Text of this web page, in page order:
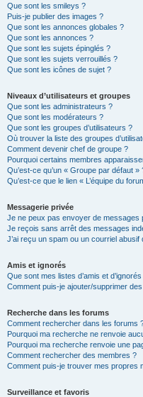
Que sont les smileys ?
Puis-je publier des images ?
Que sont les annonces globales ?
Que sont les annonces ?
Que sont les sujets épinglés ?
Que sont les sujets verrouillés ?
Que sont les icônes de sujet ?
Niveaux d’utilisateurs et groupes
Que sont les administrateurs ?
Que sont les modérateurs ?
Que sont les groupes d’utilisateurs ?
Où trouver la liste des groupes
Comment devenir chef de groupe ?
Pourquoi certains membres
Qu’est-ce qu’un « Groupe par défaut »
Qu’est-ce que le lien « L’équipe du
Messagerie privée
Je ne peux pas envoyer de messages
Je reçois sans arrêt des messages
J’ai reçu un spam ou un courriel abusif
Amis et ignorés
Que sont mes listes d’amis et d’ignorés
Comment puis-je ajouter/supprimer
Recherche dans les forums
Comment rechercher dans les forums
Pourquoi ma recherche ne renvoie
Pourquoi ma recherche renvoie une
Comment rechercher des membres ?
Comment puis-je trouver mes propres
Surveillance et favoris